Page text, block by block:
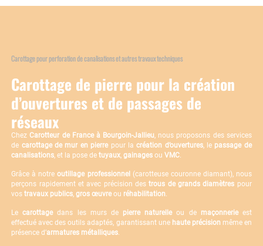
Carottage pour perforation de canalisations et autres travaux techniques
Carottage de pierre pour la création
d’ouvertures et de passages de
réseaux
ChezCarotteur de France à Bourgoin-Jallieu, nous proposons des services
de carottage de mur en pierrepour lacréation d’ouvertures, le passage de
canalisations, et la pose detuyaux,gainages ouVMC.
Grâce à notreoutillage professionnel(carotteuse couronne diamant), nous
perçons rapidement et avec précision destrous de grands diamètres pour
vostravaux publics,gros œuvreou réhabilitation.
Lecarottagedans les murs de pierre naturelleou de maçonnerieest
effectué avec des outils adaptés, garantissant une haute précisionmême en
présence d’armatures métalliques.